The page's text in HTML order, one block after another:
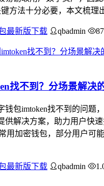
键方法十分必要，本文梳理
最新版下载 qbadmin
找不到？分场景解决
钱包imtoken找不到的问题
供解决方案，助力用户快速
用加密钱包，部分用户可
最新版下载 qbadmin